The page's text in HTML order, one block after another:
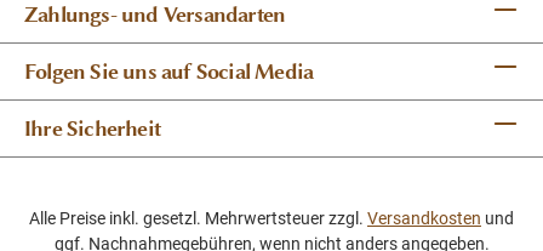
Zahlungs- und Versandarten
Folgen Sie uns auf Social Media
Ihre Sicherheit
Alle Preise inkl. gesetzl. Mehrwertsteuer zzgl. Versandkosten und
ggf. Nachnahmegebühren, wenn nicht anders angegeben.